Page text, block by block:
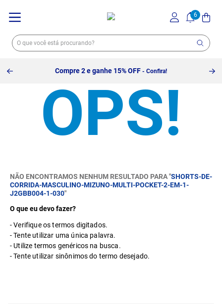
Compre 2 e ganhe 15% OFF - Confira!
NÃO ENCONTRAMOS NENHUM RESULTADO PARA "SHORTS-DE-
CORRIDA-MASCULINO-MIZUNO-MULTI-POCKET-2-EM-1-
J2GBB004-1-030"
O que eu devo fazer?
Verifique os termos digitados.
Tente utilizar uma única palavra.
Utilize termos genéricos na busca.
Tente utilizar sinônimos do termo desejado.